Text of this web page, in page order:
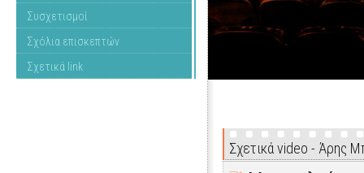
Συσχετισμοί
Σχόλια επισκεπτών
Σχετικά link
Σχετικά video - Άρης